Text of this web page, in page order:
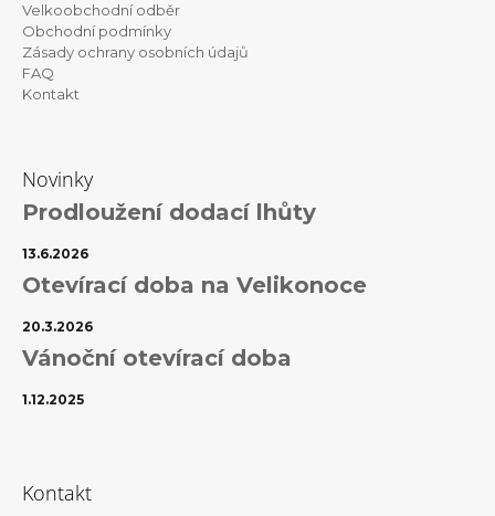
Velkoobchodní odběr
Obchodní podmínky
Zásady ochrany osobních údajů
FAQ
Kontakt
Novinky
Prodloužení dodací lhůty
13.6.2026
Otevírací doba na Velikonoce
20.3.2026
Vánoční otevírací doba
1.12.2025
Kontakt